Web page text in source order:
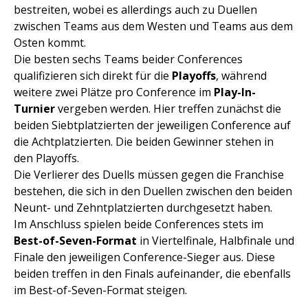
bestreiten, wobei es allerdings auch zu Duellen
zwischen Teams aus dem Westen und Teams aus dem
Osten kommt.
Die besten sechs Teams beider Conferences
qualifizieren sich direkt für die Playoffs, während
weitere zwei Plätze pro Conference im Play-In-
Turniervergeben werden. Hier treffen zunächst die
beiden Siebtplatzierten der jeweiligen Conference auf
die Achtplatzierten. Die beiden Gewinner stehen in
den Playoffs.
Die Verlierer des Duells müssen gegen die Franchise
bestehen, die sich in den Duellen zwischen den beiden
Neunt- und Zehntplatzierten durchgesetzt haben.
Im Anschluss spielen beide Conferences stets im
Best-of-Seven-Format in Viertelfinale, Halbfinale und
Finale den jeweiligen Conference-Sieger aus. Diese
beiden treffen in den Finals aufeinander, die ebenfalls
im Best-of-Seven-Format steigen.